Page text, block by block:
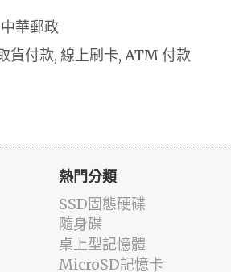
華郵政
貨付款, 線上刷卡, ATM 付款
熱門分類
SSD固態硬碟
隨身碟
桌上型記憶體
MicroSD記憶卡